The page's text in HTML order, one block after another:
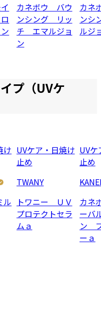
カネボウ バウ
ンシング リッ
チ エマルジョ
ン
カネ
ンシ
ルジ
プ（UVケ
け
ル
UVケア・日焼け
止め
TWANY
トワニー ＵＶ
プロテクトセラ
ムａ
UV
止め
カネ
ーバ
ン
ーａ